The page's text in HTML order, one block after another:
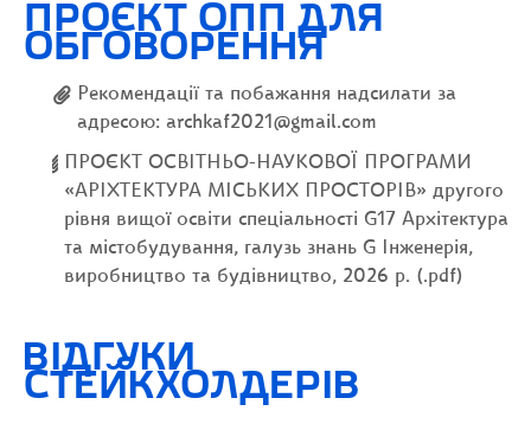
ПРОЄКТ ОПП ДЛЯ
ОБГОВОРЕННЯ
Рекомендації та побажання надсилати за
адресою: archkaf2021@gmail.com
ПРОЄКТ ОСВІТНЬО-НАУКОВОЇ ПРОГРАМИ
«АРІХТЕКТУРА МІСЬКИХ ПРОСТОРІВ» другого
рівня вищої освіти спеціальності G17 Архітектура
та містобудування, галузь знань G Інженерія,
виробництво та будівництво, 2026 р. (.pdf)
ВІДГУКИ
СТЕЙКХОЛДЕРІВ